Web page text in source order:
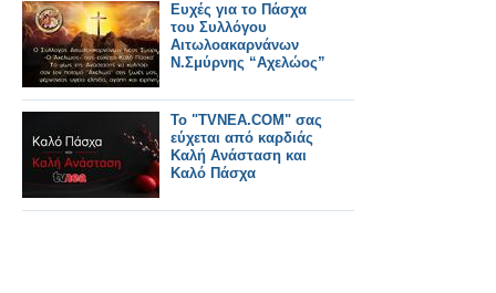
Ευχές για το Πάσχα
του Συλλόγου
Αιτωλοακαρνάνων
Ν.Σμύρνης “Αχελώος”
Το "TVNEA.COM" σας
εύχεται από καρδιάς
Καλή Ανάσταση και
Καλό Πάσχα